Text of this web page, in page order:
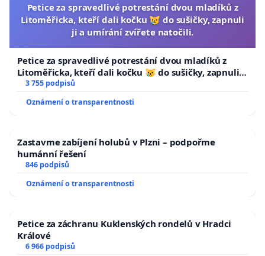
Petice za spravedlivé potrestání dvou mladíků z
Litoměřicka, kteří dali kočku 😿 do sušičky, zapnuli
ji a umírání zvířete natočili.
Petice za spravedlivé potrestání dvou mladíků z
Litoměřicka, kteří dali kočku 😿 do sušičky, zapnuli ji
a umírání zvířete natočili.
3 755 podpisů
Oznámení o transparentnosti
Zastavme zabíjení holubů v Plzni – podpořme
humánní řešení
846 podpisů
Oznámení o transparentnosti
Petice za záchranu Kuklenských rondelů v Hradci
Králové
6 966 podpisů